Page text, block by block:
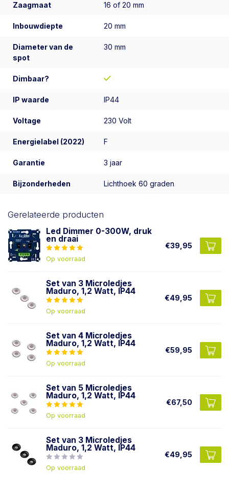
Zaagmaat 16 of 20 mm
Inbouwdiepte 20 mm
Diameter van de
spot
30 mm
Dimbaar?
IP waarde IP44
Voltage 230 Volt
Energielabel (2022) F
Garantie 3 jaar
Bijzonderheden Lichthoek 60 graden
Gerelateerde producten
Led Dimmer 0-300W, druk
en draai
Op voorraad
€39,95
Set van 3 Microledjes
Maduro, 1,2 Watt, IP44
Op voorraad
€49,95
Set van 4 Microledjes
Maduro, 1,2 Watt, IP44
Op voorraad
€59,95
Set van 5 Microledjes
Maduro, 1,2 Watt, IP44
Op voorraad
€67,50
Set van 3 Microledjes
Maduro, 1,2 Watt, IP44
Op voorraad
€49,95